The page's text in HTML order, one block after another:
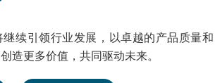
续引领行业发展，以卓越的产品质量和
造更多价值，共同驱动未来。